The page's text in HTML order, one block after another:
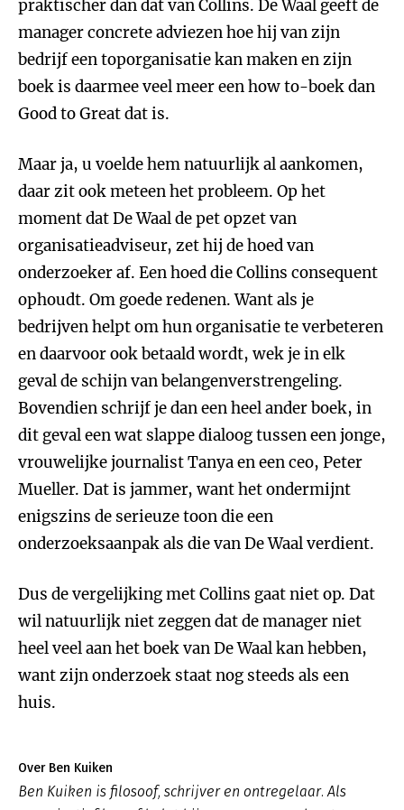
praktischer dan dat van Collins. De Waal geeft de
manager concrete adviezen hoe hij van zijn
bedrijf een toporganisatie kan maken en zijn
boek is daarmee veel meer een how to-boek dan
Good to Great dat is.
Maar ja, u voelde hem natuurlijk al aankomen,
daar zit ook meteen het probleem. Op het
moment dat De Waal de pet opzet van
organisatieadviseur, zet hij de hoed van
onderzoeker af. Een hoed die Collins consequent
ophoudt. Om goede redenen. Want als je
bedrijven helpt om hun organisatie te verbeteren
en daarvoor ook betaald wordt, wek je in elk
geval de schijn van belangenverstrengeling.
Bovendien schrijf je dan een heel ander boek, in
dit geval een wat slappe dialoog tussen een jonge,
vrouwelijke journalist Tanya en een ceo, Peter
Mueller. Dat is jammer, want het ondermijnt
enigszins de serieuze toon die een
onderzoeksaanpak als die van De Waal verdient.
Dus de vergelijking met Collins gaat niet op. Dat
wil natuurlijk niet zeggen dat de manager niet
heel veel aan het boek van De Waal kan hebben,
want zijn onderzoek staat nog steeds als een
huis.
Over Ben Kuiken
Ben Kuiken is filosoof, schrijver en ontregelaar. Als